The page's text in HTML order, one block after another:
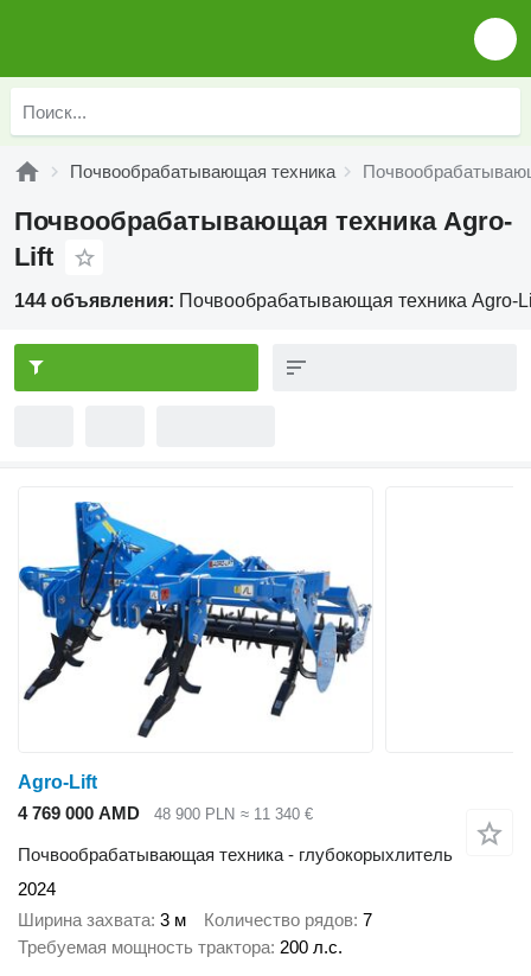
Почвообрабатывающая техника
Почвообрабатывающая техника Agro-
Lift
144 объявления: Почвообрабатывающая техника Agro-
Agro-Lift
4 769 000 AMD
48 900 PLN ≈ 11 340 €
Почвообрабатывающая техника - глубокорыхлитель
2024
Ширина захвата 3 м Количество рядов 7
Требуемая мощность трактора 200 л.с.